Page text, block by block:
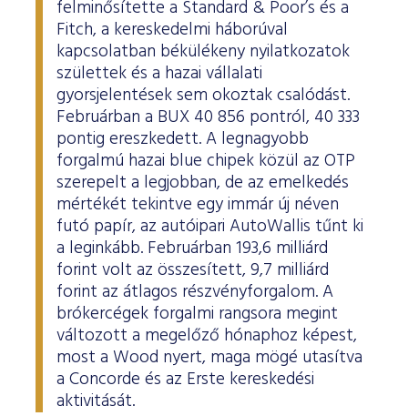
felminősítette a Standard & Poor’s és a
Fitch, a kereskedelmi háborúval
kapcsolatban békülékeny nyilatkozatok
születtek és a hazai vállalati
gyorsjelentések sem okoztak csalódást.
Februárban a BUX 40 856 pontról, 40 333
pontig ereszkedett. A legnagyobb
forgalmú hazai blue chipek közül az OTP
szerepelt a legjobban, de az emelkedés
mértékét tekintve egy immár új néven
futó papír, az autóipari AutoWallis tűnt ki
a leginkább. Februárban 193,6 milliárd
forint volt az összesített, 9,7 milliárd
forint az átlagos részvényforgalom. A
brókercégek forgalmi rangsora megint
változott a megelőző hónaphoz képest,
most a Wood nyert, maga mögé utasítva
a Concorde és az Erste kereskedési
aktivitását.